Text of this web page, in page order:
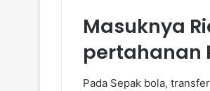
Masuknya
pertahanan
Pada Sepak bola,